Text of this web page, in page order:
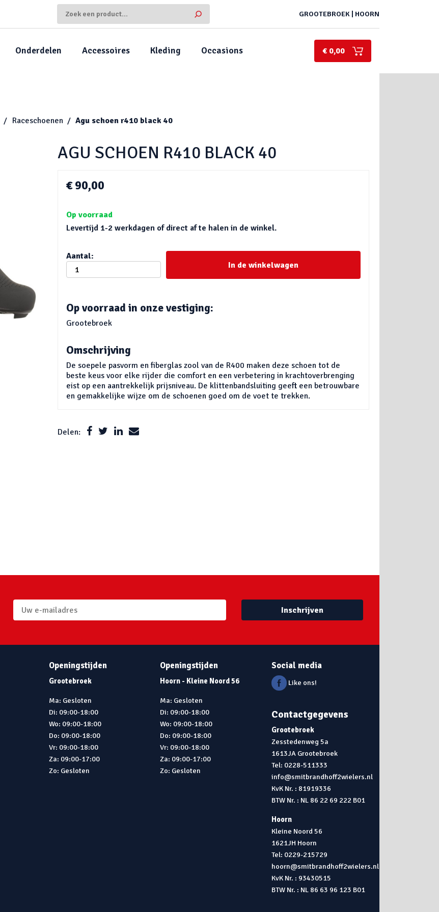
GROOTEBROEK | HOORN
Onderdelen Accessoires Kleding Occasions € 0,00
Raceschoenen Agu schoen r410 black 40
AGU SCHOEN R410 BLACK 40
€ 90,00
Op voorraad
Levertijd 1-2 werkdagen of direct af te halen in de winkel.
Aantal:
In de winkelwagen
Op voorraad in onze vestiging:
Grootebroek
Omschrijving
De soepele pasvorm en fiberglas zool van de R400 maken deze schoen tot de
beste keus voor elke rijder die comfort en een verbetering in krachtoverbrenging
eist op een aantrekkelijk prijsniveau. De klittenbandsluiting geeft een betrouwbare
en gemakkelijke wijze om de schoenen goed om de voet te trekken.
Delen:
Inschrijven
Openingstijden
Grootebroek
Ma: Gesloten
Di: 09:00-18:00
Wo: 09:00-18:00
Do: 09:00-18:00
Vr: 09:00-18:00
Za: 09:00-17:00
Zo: Gesloten
Openingstijden
Hoorn - Kleine Noord 56
Ma: Gesloten
Di: 09:00-18:00
Wo: 09:00-18:00
Do: 09:00-18:00
Vr: 09:00-18:00
Za: 09:00-17:00
Zo: Gesloten
Social media
Like ons!
Contactgegevens
Grootebroek
Zesstedenweg 5a
1613JA Grootebroek
Tel: 0228-511333
info@smitbrandhoff2wielers.nl
KvK Nr. : 81919336
BTW Nr. : NL 86 22 69 222 B01
Hoorn
Kleine Noord 56
1621JH Hoorn
Tel: 0229-215729
hoorn@smitbrandhoff2wielers.nl
KvK Nr. : 93430515
BTW Nr. : NL 86 63 96 123 B01